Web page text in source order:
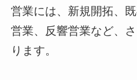
営業には、新規開拓、
営業、反響営業など、
ります。